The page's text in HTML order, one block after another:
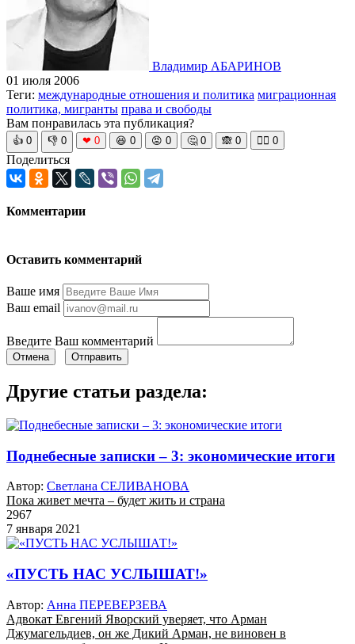
Владимир АБАРИНОВ
01 июля 2006
Теги: международные отношения и политика миграционная
политика, мигранты права и свободы
Вам понравилась эта публикация?
👍 0 👎 0 ❤ 0 😆 0 😡 0 🤔 0 🙈 0 🧘‍♀️ 0
Поделиться
Комментарии
Оставить комментарий
Ваше имя
Ваш email
Введите Ваш комментарий
Отмена Отправить
Другие статьи раздела:
Поднебесные записки – 3: экономические итоги
Автор: Светлана СЕЛИВАНОВА
Пока живет мечта – будет жить и страна
2967
7 января 2021
«ПУСТЬ НАС УСЛЫШАТ!»
Автор: Анна ПЕРЕВЕРЗЕВА
Адвокат Евгений Яворский уверяет, что Арман
Джумагельдиев, он же Дикий Арман, не виновен в